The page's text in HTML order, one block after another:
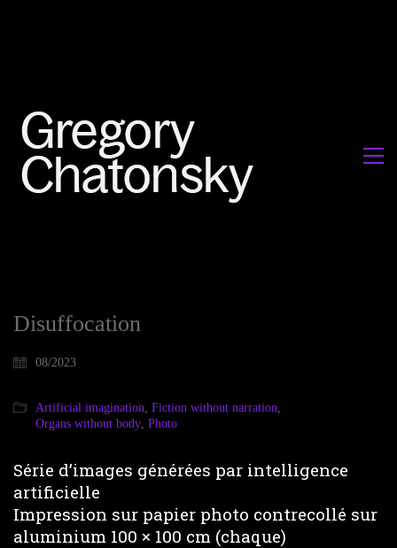
Disuffocation
08/2023
Artificial imagination, Fiction without narration,
Organs without body, Photo
Série d’images générées par intelligence
artificielle
Impression sur papier photo contrecollé sur
aluminium 100 × 100 cm (chaque)